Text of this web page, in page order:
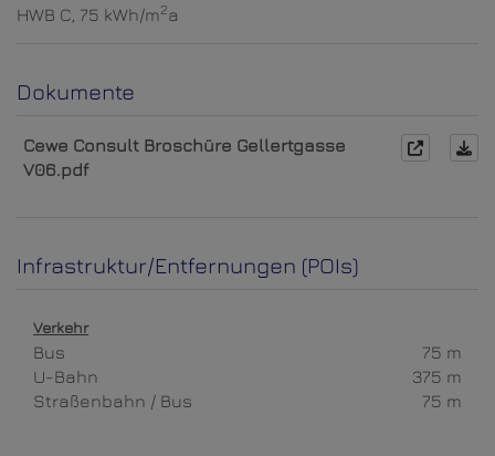
HWB C, 75 kWh/m2a
Dokumente
Cewe Consult Broschüre Gellertgasse
V06.pdf
Infrastruktur/Entfernungen (POIs)
Verkehr
Bus
75 m
U-Bahn
375 m
Straßenbahn / Bus
75 m